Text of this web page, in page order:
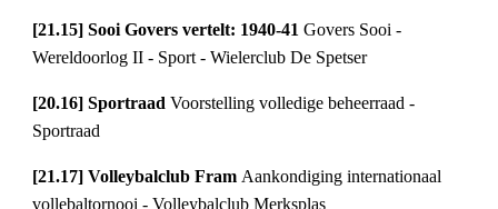
[21.15] Sooi Govers vertelt: 1940-41 Govers Sooi -
Wereldoorlog II - Sport - Wielerclub De Spetser
[20.16] Sportraad Voorstelling volledige beheerraad -
Sportraad
[21.17] Volleybalclub Fram Aankondiging internationaal
vollebaltornooi - Volleybalclub Merksplas